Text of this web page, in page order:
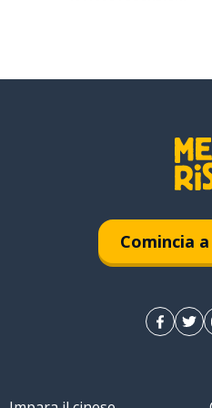
Comincia